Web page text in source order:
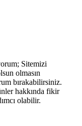
Sitemizi
olmasın
bırakabilirsiniz.
hakkında fikir
olabilir.